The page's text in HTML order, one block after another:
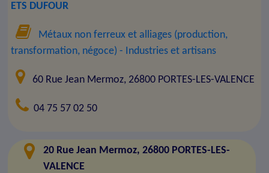
ETS DUFOUR
Métaux non ferreux et alliages (production,
transformation, négoce) - Industries et artisans
60 Rue Jean Mermoz, 26800 PORTES-LES-VALENCE
04 75 57 02 50
20 Rue Jean Mermoz, 26800 PORTES-LES-
VALENCE